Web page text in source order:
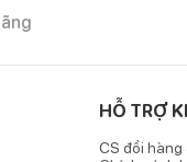
HỖ TRỢ
CS đổi hàng